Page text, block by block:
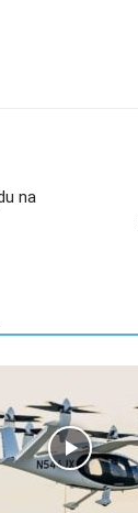
na